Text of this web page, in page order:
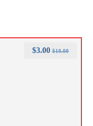
$10.00
$3.00